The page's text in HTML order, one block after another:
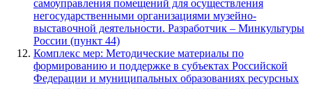
самоуправления помещений для осуществления
негосударственными организациями музейно-
выставочной деятельности. Разработчик – Минкультуры
России (пункт 44)
Комплекс мер: Методические материалы по
формированию и поддержке в субъектах Российской
Федерации и муниципальных образованиях ресурсных